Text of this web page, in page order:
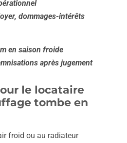
dommages-intérêts
en saison froide
après jugement
le locataire
tombe en
froid ou au radiateur